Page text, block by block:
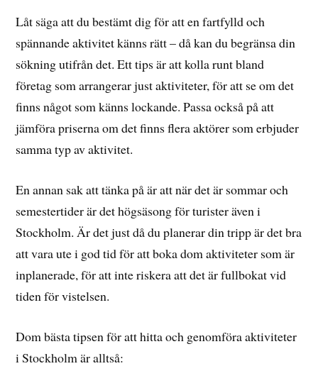
Låt säga att du bestämt dig för att en fartfylld och
spännande aktivitet känns rätt – då kan du begränsa din
sökning utifrån det. Ett tips är att kolla runt bland
företag som arrangerar just aktiviteter, för att se om det
finns något som känns lockande. Passa också på att
jämföra priserna om det finns flera aktörer som erbjuder
samma typ av aktivitet.
En annan sak att tänka på är att när det är sommar och
semestertider är det högsäsong för turister även i
Stockholm. Är det just då du planerar din tripp är det bra
att vara ute i god tid för att boka dom aktiviteter som är
inplanerade, för att inte riskera att det är fullbokat vid
tiden för vistelsen.
Dom bästa tipsen för att hitta och genomföra aktiviteter
i Stockholm är alltså: